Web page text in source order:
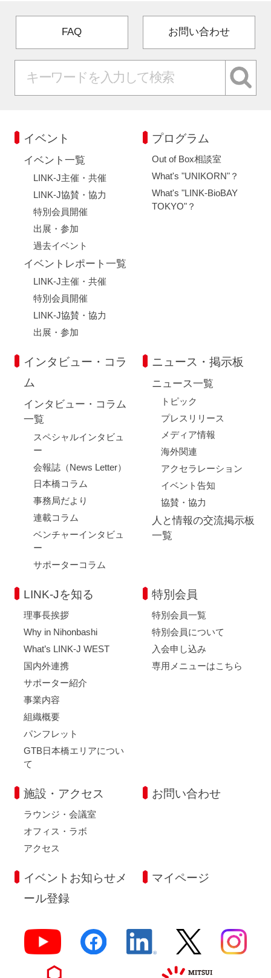
FAQ お問い合わせ
イベント
イベント一覧
LINK-J主催・共催
LINK-J協賛・協力
特別会員開催
出展・参加
過去イベント
イベントレポート一覧
LINK-J主催・共催
特別会員開催
LINK-J協賛・協力
出展・参加
プログラム
Out of Box相談室
What's "UNIKORN"？
What's "LINK-BioBAY
TOKYO"？
インタビュー・コラ
ム
インタビュー・コラム
一覧
スペシャルインタビュ
ー
会報誌（News Letter）
日本橋コラム
事務局だより
連載コラム
ベンチャーインタビュ
ー
サポーターコラム
ニュース・掲示板
ニュース一覧
トピック
プレスリリース
メディア情報
海外関連
アクセラレーション
イベント告知
協賛・協力
人と情報の交流掲示板
一覧
LINK-Jを知る
理事長挨拶
Why in Nihonbashi
What’s LINK-J WEST
国内外連携
サポーター紹介
事業内容
組織概要
パンフレット
GTB日本橋エリアについ
て
特別会員
特別会員一覧
特別会員について
入会申し込み
専用メニューはこちら
施設・アクセス
ラウンジ・会議室
オフィス・ラボ
アクセス
お問い合わせ
イベントお知らせメ
ール登録
マイページ